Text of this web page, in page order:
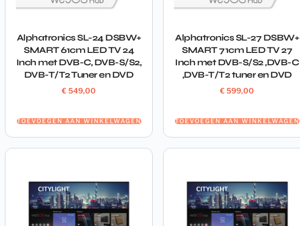
Alphatronics SL-24 DSBW+
SMART 61cm LED TV 24
Inch met DVB-C, DVB-S/S2,
DVB-T/T2 Tuner en DVD
€ 549,00
TOEVOEGEN AAN WINKELWAGEN
Alphatronics SL-27 DSBW+
SMART 71cm LED TV 27
Inch met DVB-S/S2 ,DVB-C
,DVB-T/T2 tuner en DVD
€ 599,00
TOEVOEGEN AAN WINKELWAGEN